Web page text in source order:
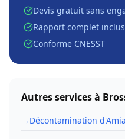
Devis gratuit sans
Rapport complet inclus
Conforme CNESST
Autres services à
→ Décontamination